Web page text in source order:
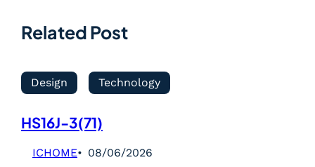
Related Post
Design Technology
HS16J-3(71)
ICHOME 08/06/2026